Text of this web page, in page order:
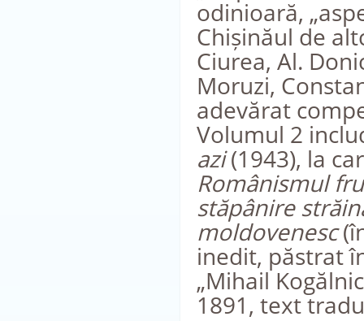
odinioară,
Chișinăul de
Ciurea, Al.
Moruzi,
adevărat
Volumul 2
azi(1943), la
Românismul
stăpânire
moldovenesc
inedit, păstrat
„Mihail
1891, text